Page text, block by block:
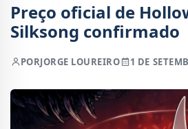
Preço oficial de
Silksong confirmado
PORJORGE LOUREIRO 1 DE